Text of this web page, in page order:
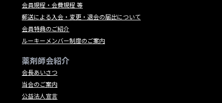
会員規程・会費規程 等
郵送による入会・変更・退会の届出について
会員特典のご紹介
ルーキーメンバー制度のご案内
薬剤師会紹介
会長あいさつ
当会のご案内
公益法人宣言